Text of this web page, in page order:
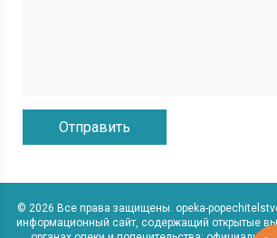
© 2026 Все права защищены. opeka-
информационный сайт, содержащий открытые